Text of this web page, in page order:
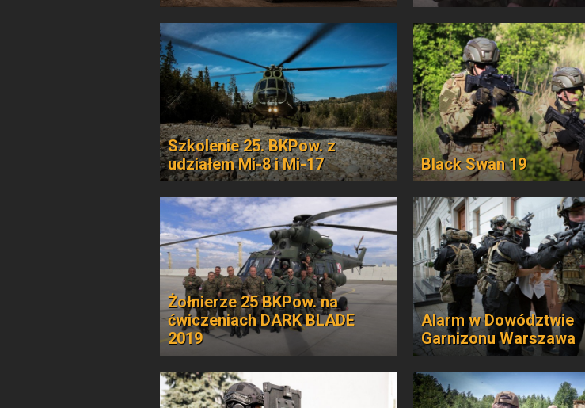
Szkolenie 25. BKPow. z
udziałem Mi-8 i Mi-17
Black Swan 19
Żołnierze 25 BKPow. na
ćwiczeniach DARK BLADE
2019
Alarm w Dowództwie
Garnizonu Warszawa